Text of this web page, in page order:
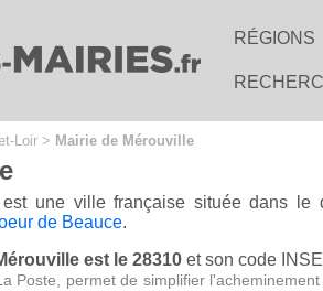
RÉGIONS
Loir > Mairie de Mérouville
une ville française située dans le
de Beauce.
est le 28310 et son code
Poste, permet de simplifier